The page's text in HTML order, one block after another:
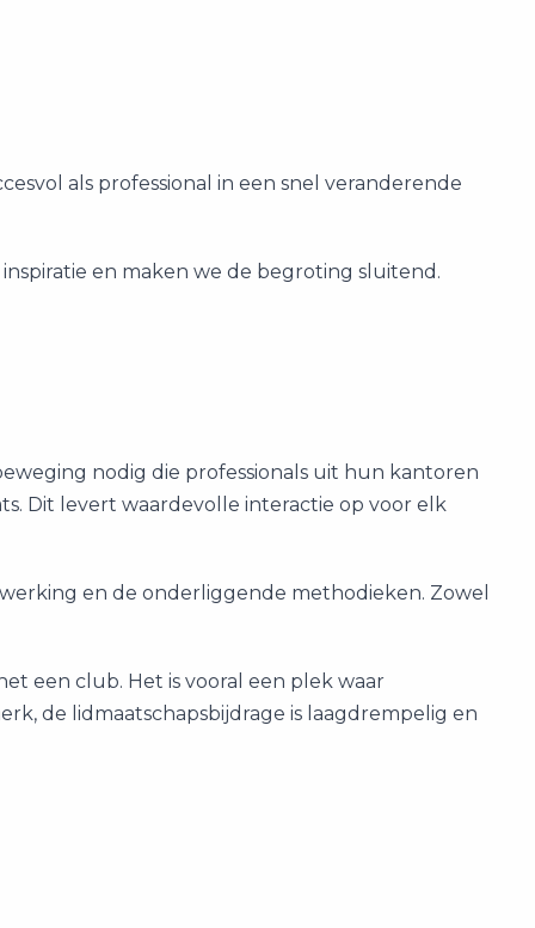
als professional in een snel veranderende
en maken we de begroting sluitend.
nodig die professionals uit hun kantoren
Dit levert waardevolle interactie op voor elk
en de onderliggende methodieken. Zowel
een club. Het is vooral een plek waar
de lidmaatschapsbijdrage is laagdrempelig en